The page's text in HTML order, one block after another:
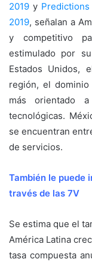
2019 y
2019, señalan a
y competitivo
estimulado por
Estados Unidos,
región, el
más orientado
tecnológicas.
se encuentran
de servicios.
También le puede
través de las 7V
Se estima que el
América Latina
tasa compuesta